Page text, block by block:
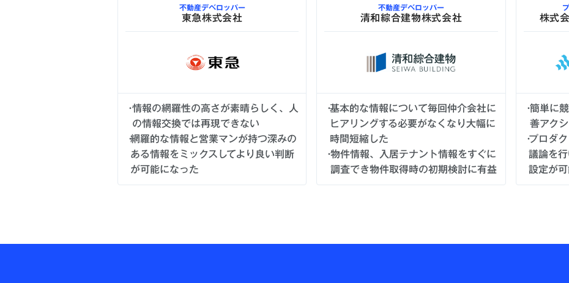
不動産デベロッパー
東急株式会社
情報の網羅性の高さが素晴らしく、人
の情報交換では再現できない
網羅的な情報と営業マンが持つ深みの
ある情報をミックスしてより良い判断
が可能になった
不動産デベロッパー
清和綜合建物株式会社
基本的な情報について毎回仲介会社に
ヒアリングする必要がなくなり大幅に
時間短縮した
物件情報、入居テナント情報をすぐに
調査でき物件取得時の初期検討に有益
株式
簡単に
善アク
プロダ
議論を
設定が